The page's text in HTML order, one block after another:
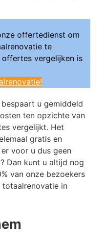
offertedienst om
te
vergelijken is
u gemiddeld
ten opzichte van
vergelijkt. Het
gratis en
voor u dus geen
Dan kunt u altijd nog
van onze bezoekers
totaalrenovatie in